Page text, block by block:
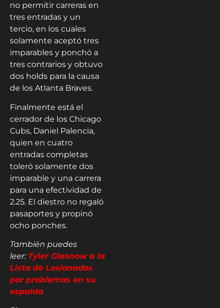
no permitir carreras en
tres entradas y un
tercio, en los cuales
solamente aceptó tres
imparables y ponchó a
tres contrarios y obtuvo
dos holds para la causa
de los Atlanta Braves.
Finalmente está el
cerrador de los Chicago
Cubs, Daniel Palencia,
quien en cuatro
entradas completas
toleró solamente dos
imparable y una carrera
para una efectividad de
2.25. El diestro no regaló
pasaportes y propinó
ocho ponches.
También puedes
leer: Tyler Glasnow a la
Lista de Lesionados
por problemas en su
espalda